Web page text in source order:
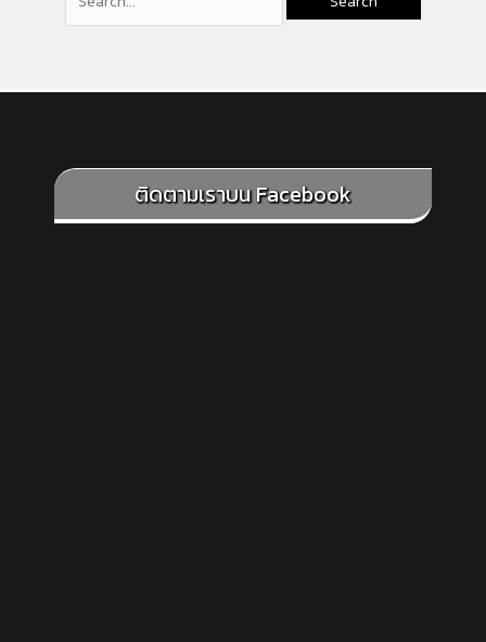
ติดตามเราบน Facebook